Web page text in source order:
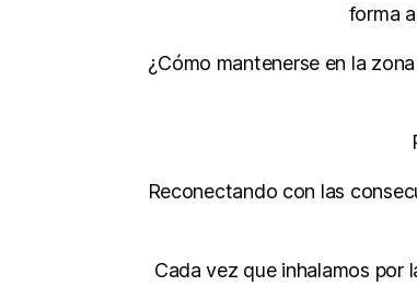
forma
¿Cómo mantenerse en la
Reconectando con las
Cada vez que inhalamos por